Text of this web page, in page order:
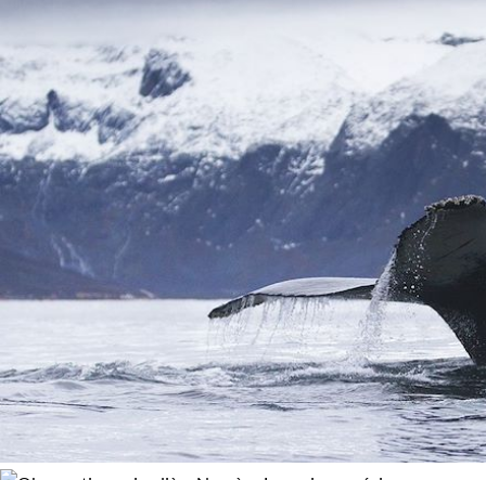
Voyages à la neigeNorvège
100% de satisfaction(11 avis)
Activité
Aurores boréales Découverte
Multi-activités Observation animalière
Photographie Raquette
Ski de randonnée Traîneau à chiens
Afficher plus
Régions
Iles Lofoten Laponie norvégienne
Région des fjords